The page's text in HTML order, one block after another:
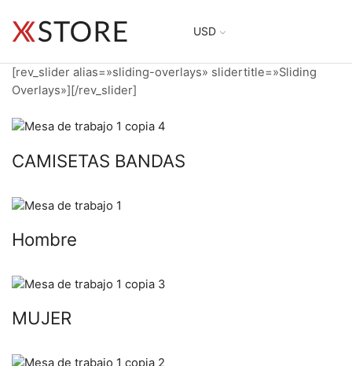
USD
[rev_slider alias=»sliding-overlays» slidertitle=»Sliding
Overlays»][/rev_slider]
CAMISETAS BANDAS
Hombre
MUJER